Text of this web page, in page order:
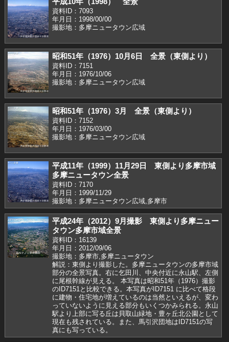
資料ID：7093
年月日：1998/00/00
撮影地：多摩ニュータウン広域
昭和51年（1976）10月6日 全景（東側より）
資料ID：7151
年月日：1976/10/06
撮影地：多摩ニュータウン広域
昭和51年（1976）3月 全景（東側より）
資料ID：7152
年月日：1976/03/00
撮影地：多摩ニュータウン広域
平成11年（1999）11月29日 東側より多摩市域
多摩ニュータウン全景
資料ID：7170
年月日：1999/11/29
撮影地：多摩ニュータウン広域,多摩市
平成24年（2012）9月撮影 東側より多摩ニュー
タウン多摩市域全景
資料ID：16139
年月日：2012/09/06
撮影地：多摩市,多摩ニュータウン
解説：東側より撮影した。多摩ニュータウンの多摩市域
部分の全景写真。右に乞田川、中央付近に永山駅、左側
に尾根幹線が見える。 本写真は昭和51年（1976）撮影
のID7151と比較できる。本写真がID7151 に比べて格段
に建物・住宅地が増えているのは当然といえるが、変わ
っていないように見える部分もいくつかみられる。永山
駅より上部に写る丘は貝取山緑地・豊ヶ丘北公園として
現在も残されている。また、馬引沢団地はID7151の写
真にも写っている。